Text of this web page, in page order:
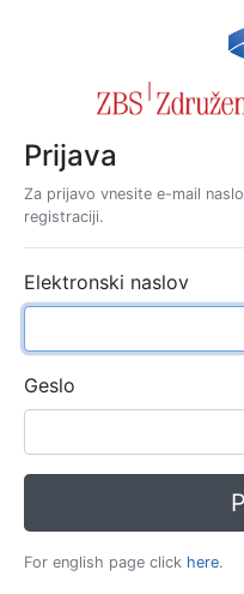
Prijava
Za prijavo vnesite e-mail
registraciji.
Elektronski naslov
Geslo
For english page click here.